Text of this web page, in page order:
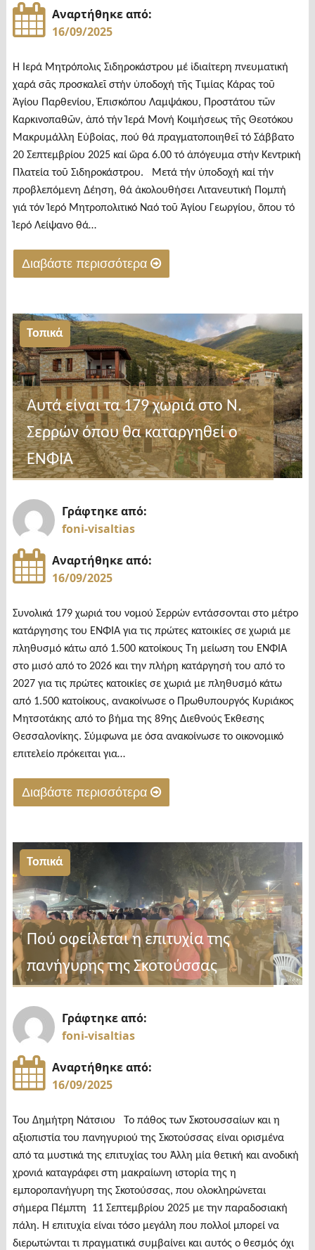
Αναρτήθηκε από:
16/09/2025
Ἡ Ἱερά Μητρόπολις Σιδηροκάστρου μέ ἰδιαίτερη πνευματική
χαρά σᾶς προσκαλεῖ στήν ὑποδοχή τῆς Τιμίας Κάρας τοῦ
Ἁγίου Παρθενίου, Ἐπισκόπου Λαμψάκου, Προστάτου τῶν
Καρκινοπαθῶν, ἀπό τήν Ἱερά Μονή Κοιμήσεως τῆς Θεοτόκου
Μακρυμάλλη Εὐβοίας, πού θά πραγματοποιηθεῖ τό Σάββατο
20 Σεπτεμβρίου 2025 καί ὥρα 6.00 τό ἀπόγευμα στήν Κεντρική
Πλατεία τοῦ Σιδηροκάστρου. Μετά τήν ὑποδοχή καί τήν
προβλεπόμενη Δέηση, θά ἀκολουθήσει Λιτανευτική Πομπή
γιά τόν Ἱερό Μητροπολιτικό Ναό τοῦ Ἁγίου Γεωργίου, ὅπου τό
Ἱερό Λείψανο θά…
Διαβάστε περισσότερα
υποδέχεται
την
Τίμια
Κάρα
του
Αγίου
Παρθενίου"
Τοπικά
Αυτά είναι τα 179 χωριά στο Ν.
Σερρών όπου θα καταργηθεί ο
ΕΝΦΙΑ
Γράφτηκε από:
foni-visaltias
Αναρτήθηκε από:
16/09/2025
Συνολικά 179 χωριά του νομού Σερρών εντάσσονται στο μέτρο
κατάργησης του ΕΝΦΙΑ για τις πρώτες κατοικίες σε χωριά με
πληθυσμό κάτω από 1.500 κατοίκους Τη μείωση του ΕΝΦΙΑ
στο μισό από το 2026 και την πλήρη κατάργησή του από το
2027 για τις πρώτες κατοικίες σε χωριά με πληθυσμό κάτω
από 1.500 κατοίκους, ανακοίνωσε ο Πρωθυπουργός Κυριάκος
Μητσοτάκης από το βήμα της 89ης Διεθνούς Έκθεσης
Θεσσαλονίκης. Σύμφωνα με όσα ανακοίνωσε το οικονομικό
επιτελείο πρόκειται για…
Διαβάστε περισσότερα
τα
179
χωριά
στο
Ν.
Σερρών
όπου
καταργηθεί
ο
ΕΝΦΙΑ"
Τοπικά
Πού οφείλεται η επιτυχία της
πανήγυρης της Σκοτούσσας
Γράφτηκε από:
foni-visaltias
Αναρτήθηκε από:
16/09/2025
Του Δημήτρη Νάτσιου Το πάθος των Σκοτουσσαίων και η
αξιοπιστία του πανηγυριού της Σκοτούσσας είναι ορισμένα
από τα μυστικά της επιτυχίας του Άλλη μία θετική και ανοδική
χρονιά καταγράφει στη μακραίωνη ιστορία της η
εμποροπανήγυρη της Σκοτούσσας, που ολοκληρώνεται
σήμερα Πέμπτη 11 Σεπτεμβρίου 2025 με την παραδοσιακή
πάλη. Η επιτυχία είναι τόσο μεγάλη που πολλοί μπορεί να
διερωτώνται τι πραγματικά συμβαίνει και αυτός ο θεσμός όχι